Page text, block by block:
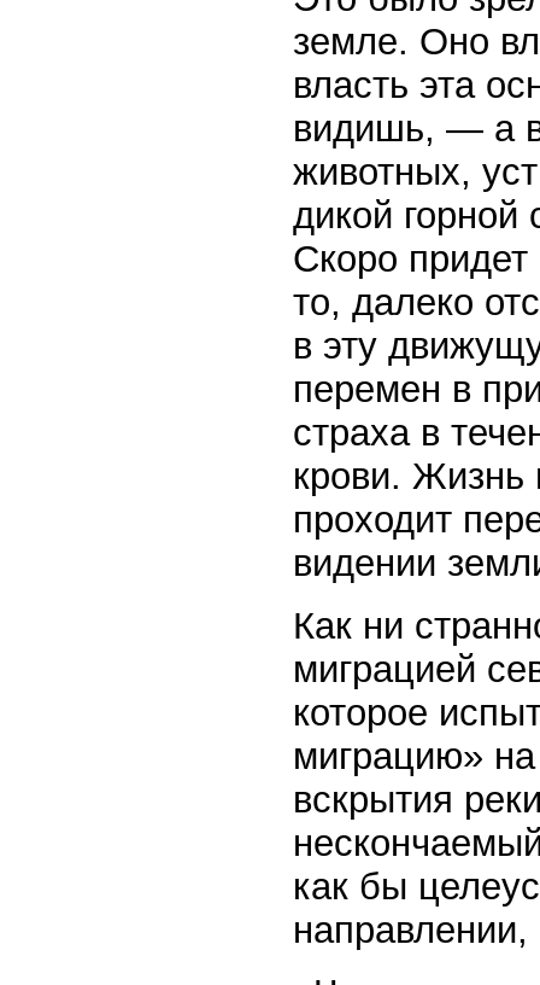
земле. Оно
власть эта
видишь, — а
животных,
дикой
Скоро
то, далеко
в эту
перемен в
страха в
крови. Жизнь
проходит
видении
Как ни
миграцией
которое
миграцию»
вскрытия
как бы